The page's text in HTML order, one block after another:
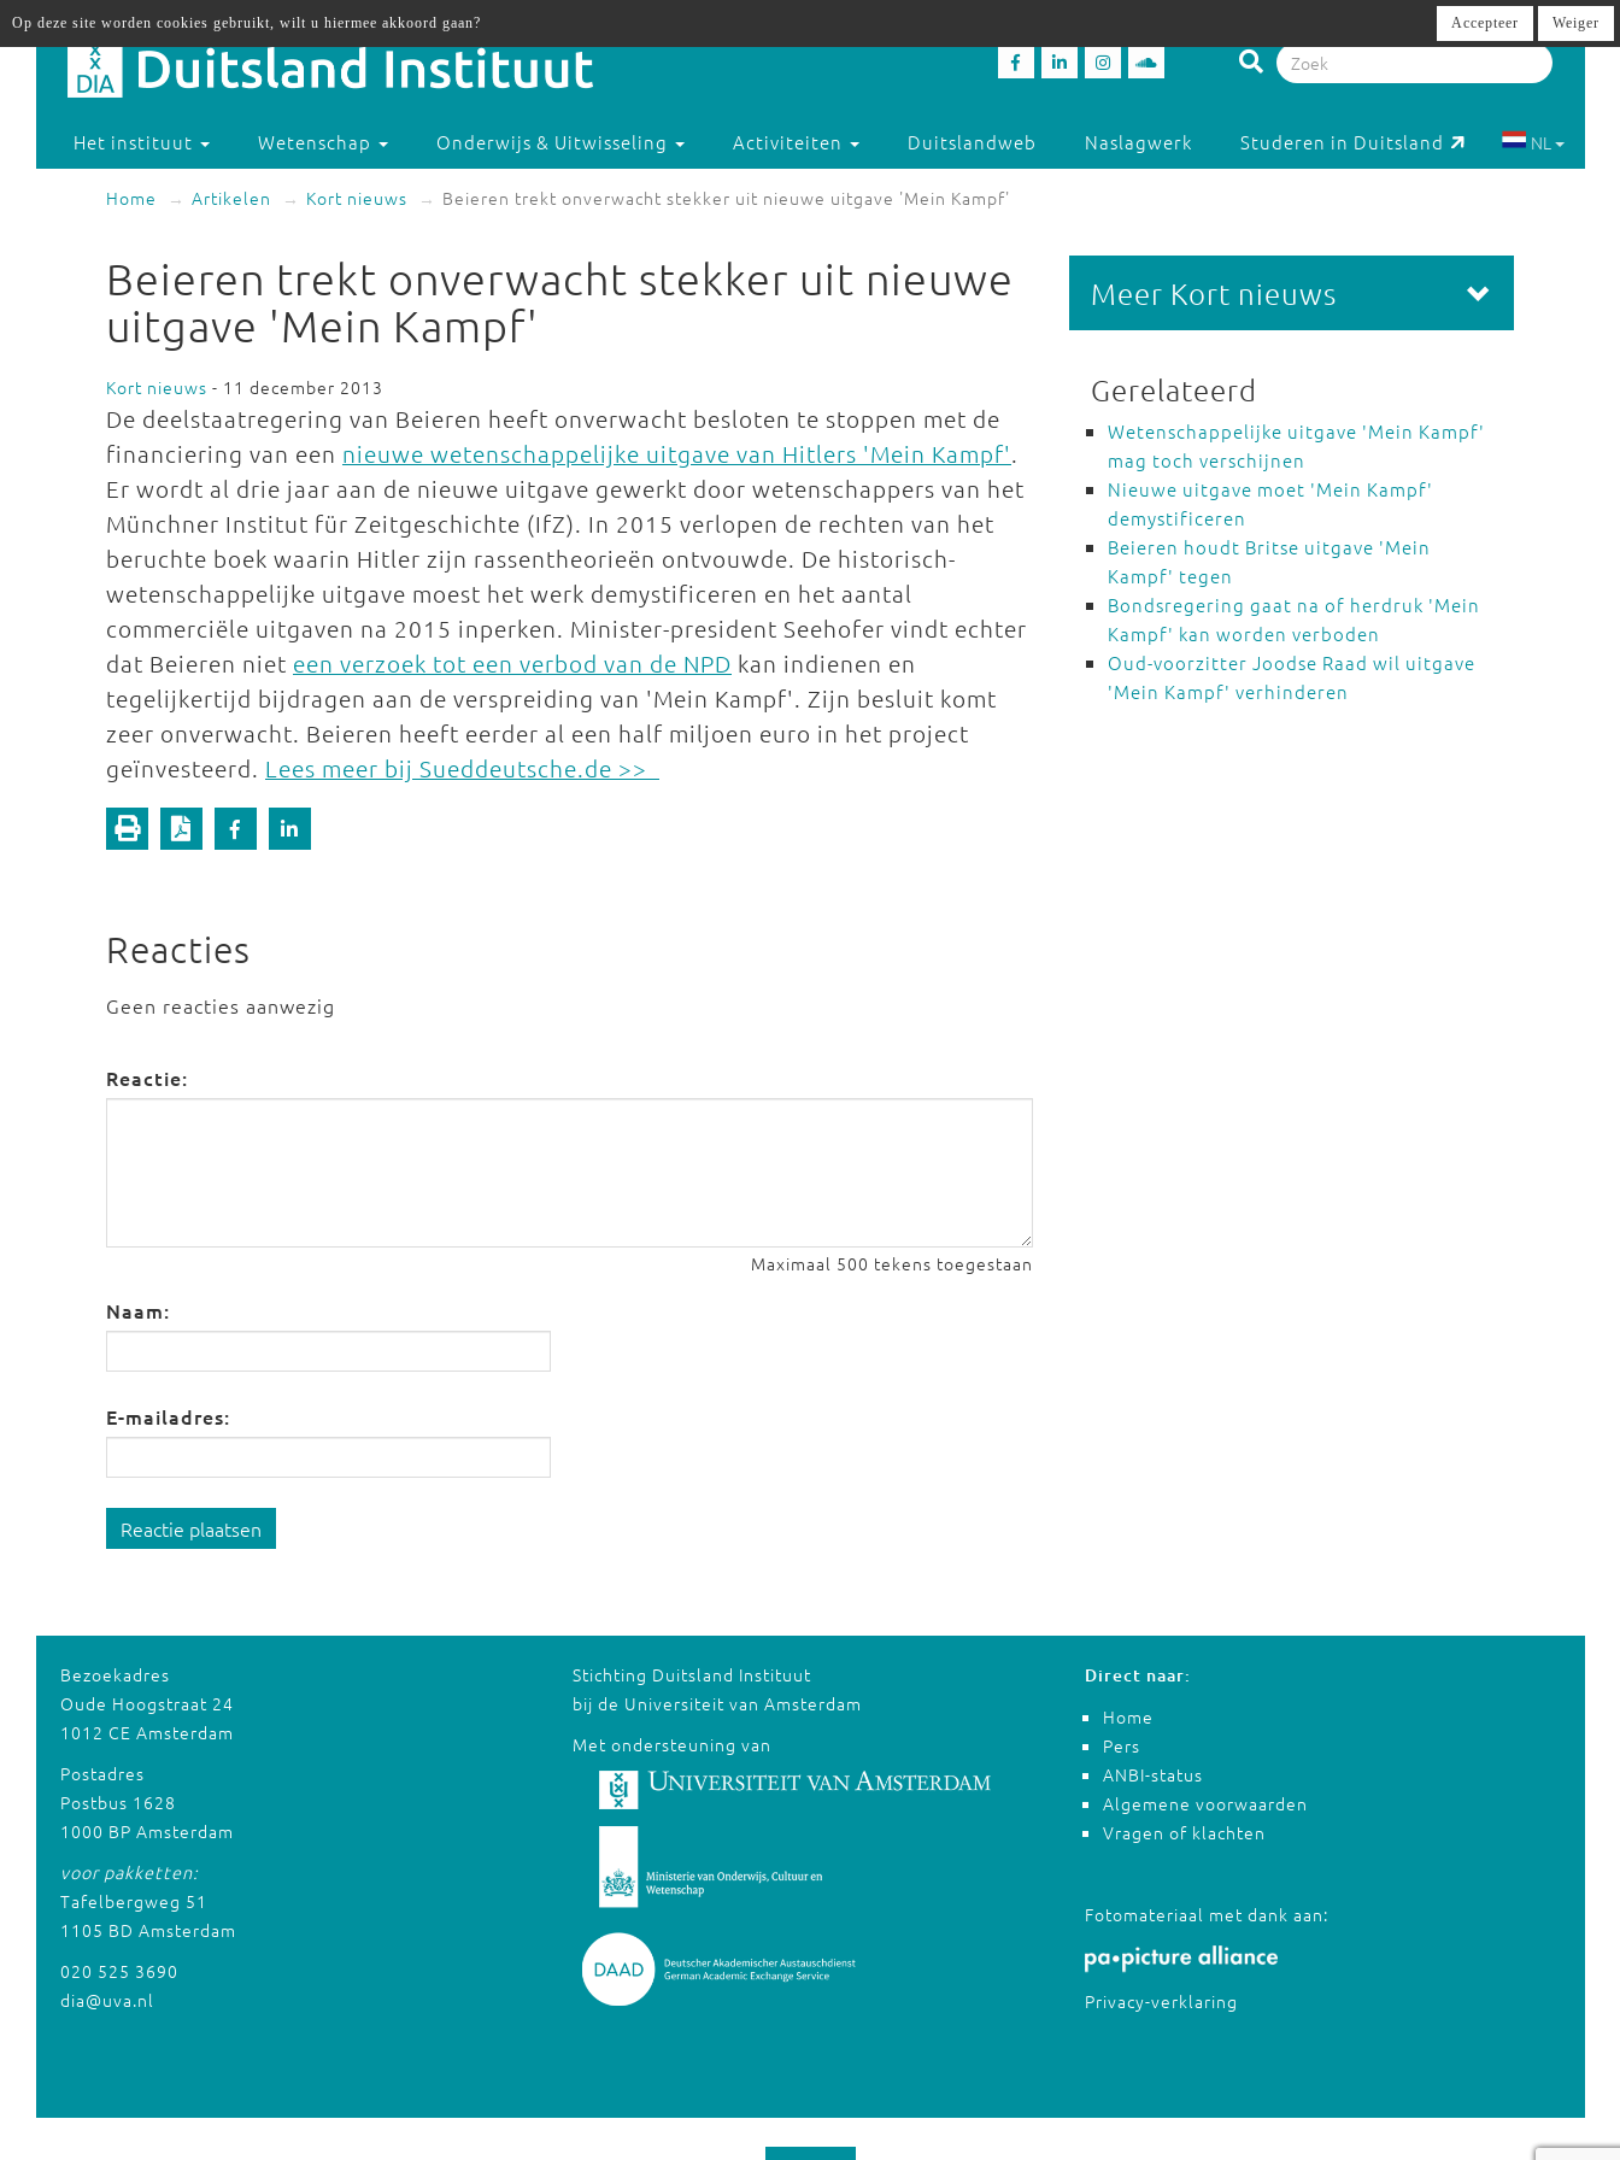
Het instituut Wetenschap Onderwijs & Uitwisseling Activiteiten Duitslandweb Naslagwerk Studeren in Duitsland NL
Home Artikelen Kort nieuws Beieren trekt onverwacht stekker uit nieuwe uitgave 'Mein Kampf'
Beieren trekt onverwacht stekker uit nieuwe
uitgave 'Mein Kampf'
Kort nieuws - 11 december 2013
De deelstaatregering van Beieren heeft onverwacht besloten te stoppen met de
financiering van een nieuwe wetenschappelijke uitgave van Hitlers 'Mein Kampf'.
Er wordt al drie jaar aan de nieuwe uitgave gewerkt door wetenschappers van het
Münchner Institut für Zeitgeschichte (IfZ). In 2015 verlopen de rechten van het
beruchte boek waarin Hitler zijn rassentheorieën ontvouwde. De historisch-
wetenschappelijke uitgave moest het werk demystificeren en het aantal
commerciële uitgaven na 2015 inperken. Minister-president Seehofer vindt echter
dat Beieren niet een verzoek tot een verbod van de NPD kan indienen en
tegelijkertijd bijdragen aan de verspreiding van 'Mein Kampf'. Zijn besluit komt
zeer onverwacht. Beieren heeft eerder al een half miljoen euro in het project
geïnvesteerd. Lees meer bij Sueddeutsche.de >>
Reacties
Geen reacties aanwezig
Reactie:
Maximaal 500 tekens toegestaan
Naam:
E-mailadres:
Reactie plaatsen
Meer Kort nieuws
Gerelateerd
Wetenschappelijke uitgave 'Mein Kampf'
mag toch verschijnen
Nieuwe uitgave moet 'Mein Kampf'
demystificeren
Beieren houdt Britse uitgave 'Mein
Kampf' tegen
Bondsregering gaat na of herdruk 'Mein
Kampf' kan worden verboden
Oud-voorzitter Joodse Raad wil uitgave
'Mein Kampf' verhinderen
Bezoekadres
Oude Hoogstraat 24
1012 CE Amsterdam
Postadres
Postbus 1628
1000 BP Amsterdam
voor pakketten:
Tafelbergweg 51
1105 BD Amsterdam
020 525 3690
dia@uva.nl
Stichting Duitsland Instituut
bij de Universiteit van Amsterdam
Met ondersteuning van
Direct naar:
Home
Pers
ANBI-status
Algemene voorwaarden
Vragen of klachten
Fotomateriaal met dank aan:
Privacy-verklaring
Op deze site worden cookies gebruikt, wilt u hiermee akkoord gaan? Accepteer Weiger